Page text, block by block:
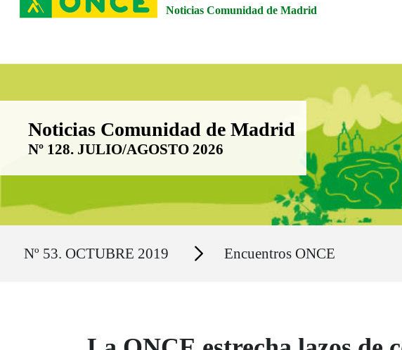
Noticias Comunidad de Madrid
Boletín Noticias Comunidad de Madrid
Noticias Comunidad de Madrid
Nº 128. JULIO/AGOSTO 2026
Nº 53. OCTUBRE 2019 Secciones Encuentros ONCE